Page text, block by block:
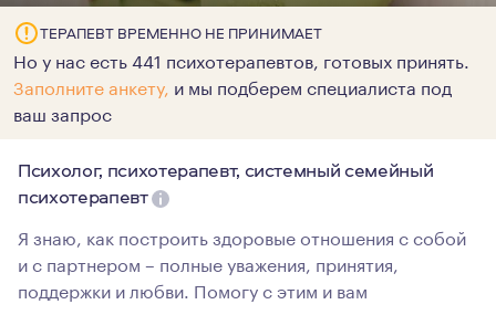
ТЕРАПЕВТ ВРЕМЕННО НЕ ПРИНИМАЕТ
Но у нас есть 441 психотерапевтов, готовых принять.
Заполните анкету, и мы подберем специалиста под
ваш запрос
Психолог, психотерапевт, системный семейный
психотерапевт
Я знаю, как построить здоровые отношения с собой
и с партнером – полные уважения, принятия,
поддержки и любви. Помогу с этим и вам